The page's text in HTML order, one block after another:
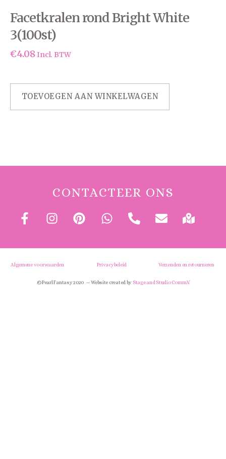
Facetkralen rond Bright White
3(100st)
€4.08 Incl. BTW
TOEVOEGEN AAN WINKELWAGEN
CONTACTEER ONS
Algemene voorwaarden Privacybeleid Verzenden en retourneren
© Pearl Fantasy 2020 — Website created by Stage and Studio Comm.V.